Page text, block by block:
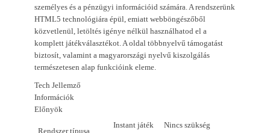
személyes és a pénzügyi információid számára. A rendszerünk
HTML5 technológiára épül, emiatt webböngészőből
közvetlenül, letöltés igénye nélkül használhatod el a
komplett játékválasztékot. A oldal többnyelvű támogatást
biztosít, valamint a magyarországi nyelvű kiszolgálás
természetesen alap funkcióink eleme.
Tech Jellemző
Információk
Előnyök
Rendszer típusa
Instant játék
Nincs szükség